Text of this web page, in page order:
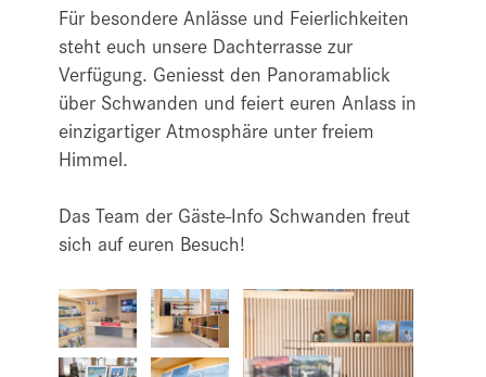
Für besondere Anlässe und Feierlichkeiten
steht euch unsere Dachterrasse zur
Verfügung. Geniesst den Panoramablick
über Schwanden und feiert euren Anlass in
einzigartiger Atmosphäre unter freiem
Himmel.
Das Team der Gäste-Info Schwanden freut
sich auf euren Besuch!